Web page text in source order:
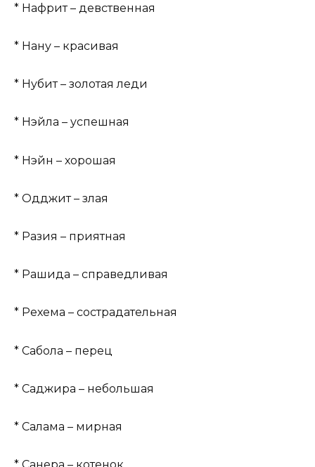
* Нафрит – девственная
* Нану – красивая
* Нубит – золотая леди
* Нэйла – успешная
* Нэйн – хорошая
* Одджит – злая
* Разия – приятная
* Рашида – справедливая
* Рехема – сострадательная
* Сабола – перец
* Саджира – небольшая
* Салама – мирная